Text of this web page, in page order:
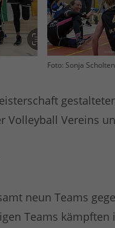
Foto: Sonja Scholten
Volleyball Vereins
neun Teams
Teams